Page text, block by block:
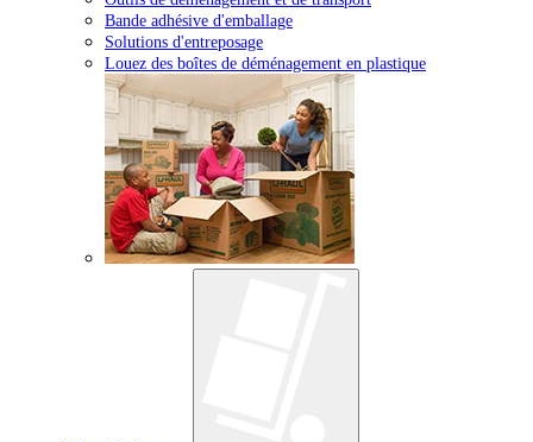
Bande adhésive d'emballage
Solutions d'entreposage
Louez des boîtes de déménagement en plastique